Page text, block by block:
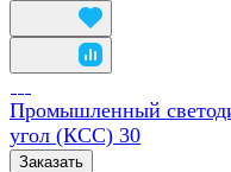
Промышленный
угол (КСС) 30
Заказать